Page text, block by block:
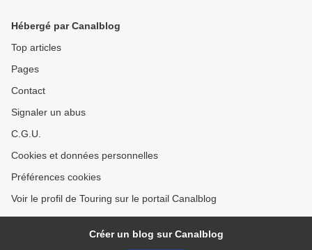
Hébergé par Canalblog
Top articles
Pages
Contact
Signaler un abus
C.G.U.
Cookies et données personnelles
Préférences cookies
Voir le profil de Touring sur le portail Canalblog
Créer un blog sur Canalblog